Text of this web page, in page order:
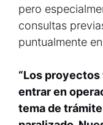
pero
consultas
puntualmente
“Los
entrar en
tema de